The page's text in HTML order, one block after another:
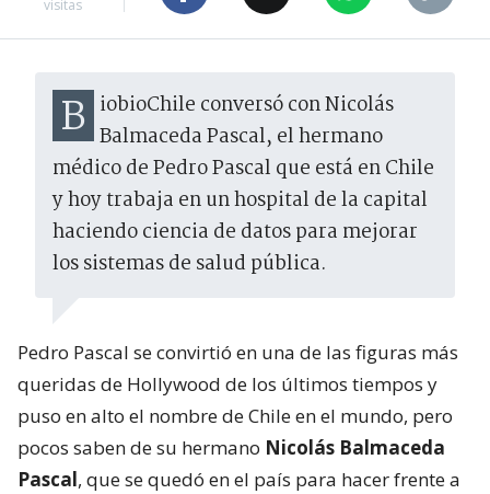
visitas
BiobioChile conversó con Nicolás Balmaceda Pascal, el hermano
médico de Pedro Pascal que está en Chile
y hoy trabaja en un hospital de la capital
haciendo ciencia de datos para mejorar
los sistemas de salud pública.
Pedro Pascal se convirtió en una de las figuras más
queridas de Hollywood de los últimos tiempos y
puso en alto el nombre de Chile en el mundo, pero
pocos saben de su hermano Nicolás Balmaceda
Pascal, que se quedó en el país para hacer frente a